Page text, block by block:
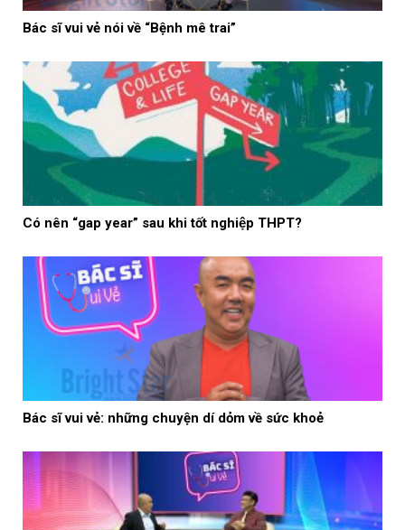
Bác sĩ vui vẻ nói về “Bệnh mê trai”
Có nên “gap year” sau khi tốt nghiệp THPT?
Bác sĩ vui vẻ: những chuyện dí dỏm về sức khoẻ